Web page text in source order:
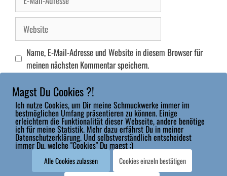
Mail-
Adresse
Website
Name, E-Mail-Adresse und Website in diesem Browser für
meinen nächsten Kommentar speichern.
Impressum|Datenschutz|Widerrufsbelehrung & Widerrufsformular
Magst Du Cookies ?!
Ich nutze Cookies, um Dir meine Schmuckwerke immer im
bestmöglichen Umfang präsentieren zu können. Einige
erleichtern die Funktionalität dieser Webseite, andere benötige
ich für meine Statistik. Mehr dazu erfährst Du in meiner
Datenschutzerklärung. Und selbstverständlich entscheidest
immer Du, welche "Cookies" Du magst ;)
Alle Cookies zulassen
Cookies einzeln bestätigen